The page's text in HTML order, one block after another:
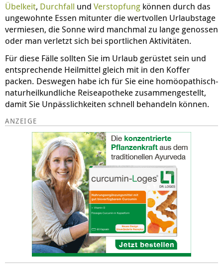
Übelkeit, Durchfall und Verstopfung können durch das
ungewohnte Essen mitunter die wertvollen Urlaubstage
vermiesen, die Sonne wird manchmal zu lange genossen
oder man verletzt sich bei sportlichen Aktivitäten.
Für diese Fälle sollten Sie im Urlaub gerüstet sein und
entsprechende Heilmittel gleich mit in den Koffer
packen. Deswegen habe ich für Sie eine homöopathisch-
naturheilkundliche Reiseapotheke zusammengestellt,
damit Sie Unpässlichkeiten schnell behandeln können.